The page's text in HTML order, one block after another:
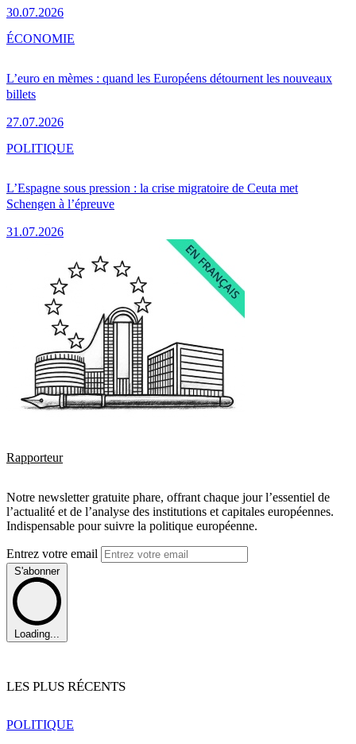
30.07.2026
L’euro en mèmes : quand les Européens détournent les nouveaux
billets
27.07.2026
ÉCONOMIE
L’Espagne sous pression : la crise migratoire de Ceuta met
Schengen à l’épreuve
31.07.2026
POLITIQUE
Rapporteur
Notre newsletter gratuite phare, offrant chaque jour l’essentiel de
l’actualité et de l’analyse des institutions et capitales européennes.
Indispensable pour suivre la politique européenne.
Entrez votre email
S'abonner
Loading...
LES PLUS RÉCENTS
POLITIQUE